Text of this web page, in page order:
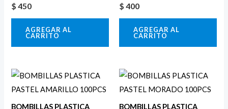
$ 450
AGREGAR AL
CARRITO
$ 400
AGREGAR AL
CARRITO
BOMBILLAS PLASTICA
BOMBILLAS PLASTICA